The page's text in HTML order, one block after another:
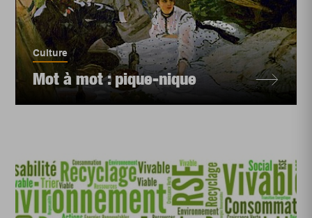
Culture
Mot à mot : pique-nique